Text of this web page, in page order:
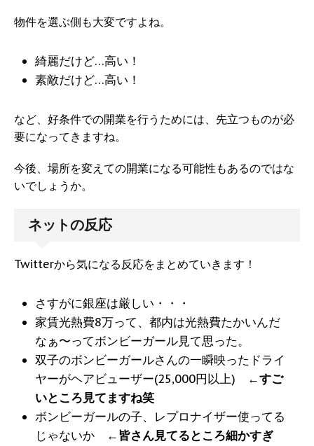
物件を選ぶ側も大変ですよね。
綺麗だけど…高い！
素敵だけど…高い！
など、好条件での開業を行うためには、先立つものが必
要になってきますね。
今後、場所を変えての開業になる可能性もあるのではな
いでしょうか。
ネットの反応
Twitterから気になる反応をまとめていきます！
さすがに銀座は厳しい・・・
家賃光熱費8万って、都内は光熱費たかいんだ
なぁ〜ってボンビーガール見て思った。
双子のボンビーガールさんの一瞬映ったドライ
ヤーがヘアビューザー(25,000円以上)
←すご
いところ見てますね笑
ボンビーガールの子、レプロナイザー使ってる
じゃないか
←皆さん見てるところ細かすぎ